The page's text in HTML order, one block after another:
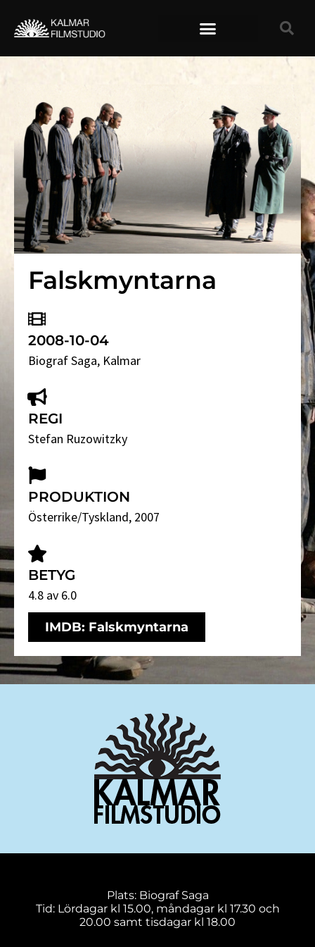
Falskmyntarna
2008-10-04
Biograf Saga, Kalmar
REGI
Stefan Ruzowitzky
PRODUKTION
Österrike/Tyskland, 2007
BETYG
4.8 av 6.0
IMDB: Falskmyntarna
Plats: Biograf Saga
Tid: Lördagar kl 15.00, måndagar kl 17.30 och
20.00 samt tisdagar kl 18.00